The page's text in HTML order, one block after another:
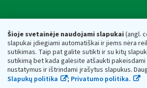
Šioje svetainėje naudojami slapukai(angl.
slapukai įdiegiami automatiškai ir jiems nėra
sutikimas. Taip pat galite sutikti ir su kitų
sutikimą bet kada galėsite atšaukti
nustatymus ir ištrindami įrašytus slapukus.
Slapukų politika
; Privatumo politika.
Respublikos finansų ministerijos
Biudžetinė įstaiga. Juridinio asmens kodas —
adresas: Vasario 16-osios g. 14, 01107 Vilnius,
vmi@vmi.lt, E. pristatymo dėžutės adresas
Duomenys apie Valstybinę mokesčių inspekciją
Respublikos finansų ministerijos kaupiami ir